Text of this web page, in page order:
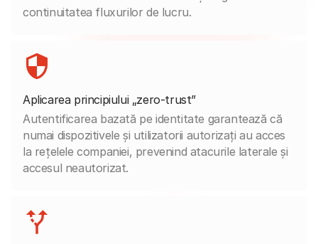
continuitatea fluxurilor de lucru.
Aplicarea principiului „zero-trust”
Autentificarea bazată pe identitate garantează că
numai dispozitivele și utilizatorii autorizați au acces
la rețelele companiei, prevenind atacurile laterale și
accesul neautorizat.